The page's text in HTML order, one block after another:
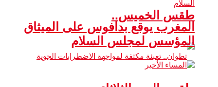
طقس الخميس..
المغرب يوقع بدافوس على الميثاق
المؤسس لمجلس السلام